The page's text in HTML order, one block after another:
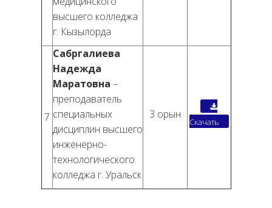
высшего колледжа
г. Кызылорда
7
Сабргалиева
Надежда
Маратовна –
преподаватель
специальных
дисциплин высшего
инженерно-
технологического
колледжа г. Уральск
3 орын
Скачать